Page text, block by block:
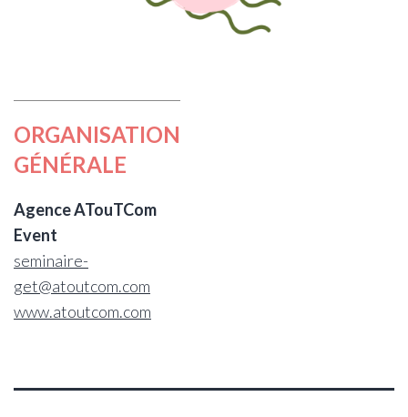
ORGANISATION
GÉNÉRALE
Agence ATouTCom
Event
seminaire-
get@atoutcom.com
www.atoutcom.com